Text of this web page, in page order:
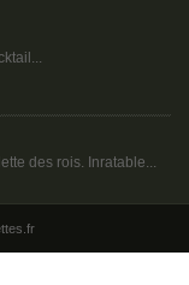
des rois. Inratable...